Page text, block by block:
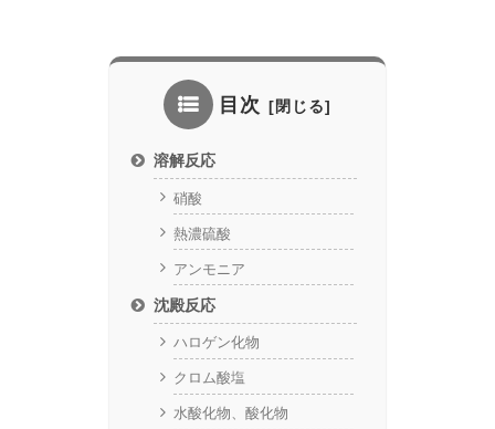
目次
溶解反応
硝酸
熱濃硫酸
アンモニア
沈殿反応
ハロゲン化物
クロム酸塩
水酸化物、酸化物